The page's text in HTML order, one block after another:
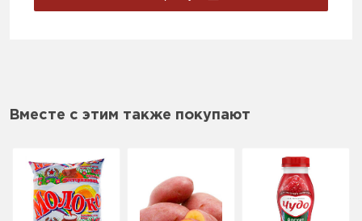
Вместе с этим также покупают